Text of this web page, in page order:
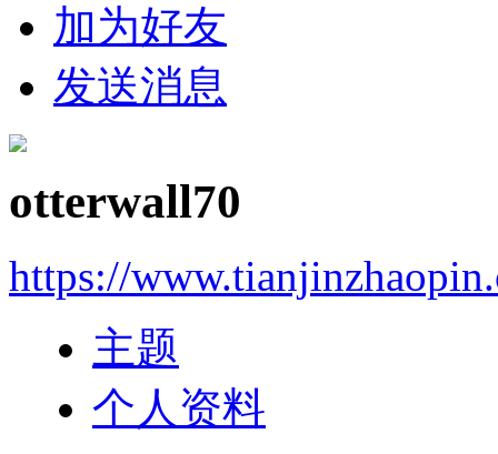
加为好友
发送消息
otterwall70
https://
主题
个人资料